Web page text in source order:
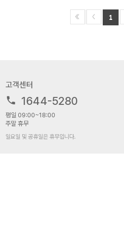
1
고객센터
1644-5280
평일 09:00~18:00
주말 휴무
일요일 및 공휴일은 휴무입니다.